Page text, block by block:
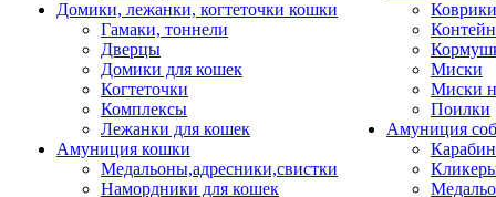
Домики, лежанки, когтеточки кошки
Гамаки, тоннели
Дверцы
Домики для кошек
Когтеточки
Комплексы
Лежанки для кошек
Амуниция кошки
Медальоны,адресники,свистки
Намордники для кошек
Миски
Миски
Поилки
Амуниция